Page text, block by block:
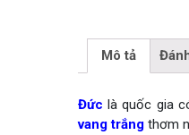
Mô tả
Đức là quốc gia
vang trắng thơm